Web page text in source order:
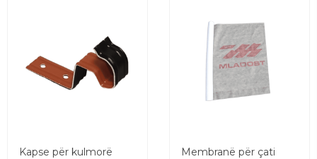
Kapse për kulmorë
Membranë për çati